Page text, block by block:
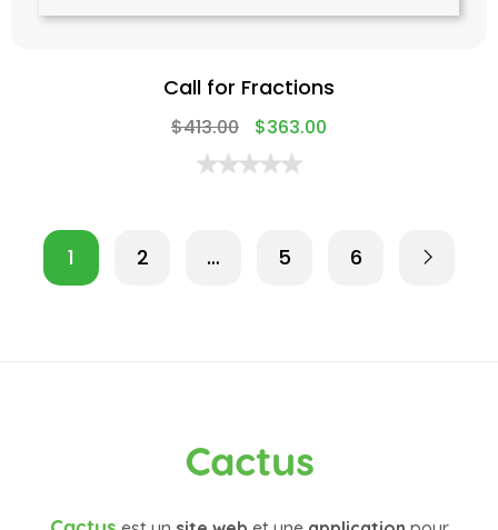
Call for Fractions
$413.00 $363.00
1 2 … 5 6
Cactus